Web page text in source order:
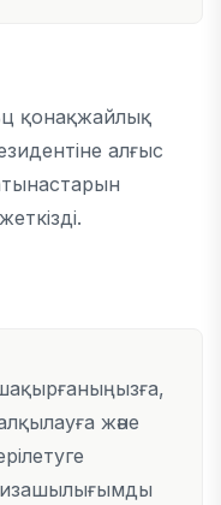
қонақжайлық
алғыс
және